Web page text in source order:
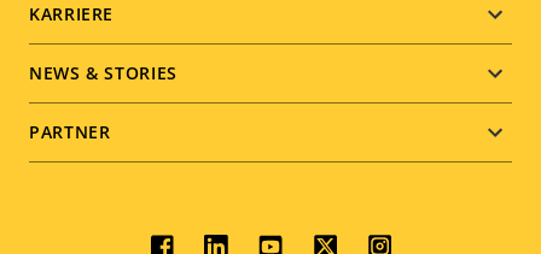
KARRIERE
NEWS & STORIES
PARTNER